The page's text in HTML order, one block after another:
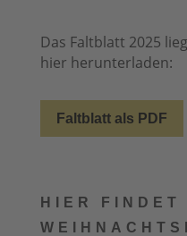
Das Faltblatt 2025
hier herunterladen:
Faltblatt als PDF
HIER FINDET